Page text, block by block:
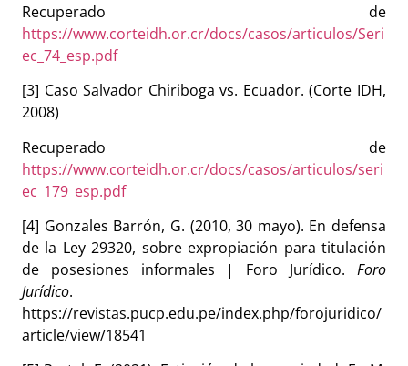
Recuperado de
https://www.corteidh.or.cr/docs/casos/articulos/Seri
ec_74_esp.pdf
[3] Caso Salvador Chiriboga vs. Ecuador. (Corte IDH,
2008)
Recuperado de
https://www.corteidh.or.cr/docs/casos/articulos/seri
ec_179_esp.pdf
[4] Gonzales Barrón, G. (2010, 30 mayo). En defensa
de la Ley 29320, sobre expropiación para titulación
de posesiones informales | Foro Jurídico. Foro
Jurídico.
https://revistas.pucp.edu.pe/index.php/forojuridico/
article/view/18541